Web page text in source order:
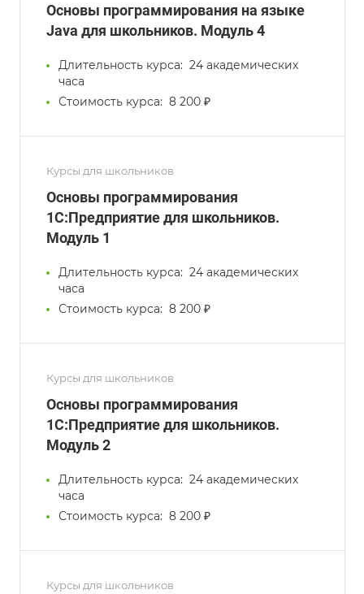
Основы программирования на языке
Java для школьников. Модуль 4
Длительность курса: 24 академических
часа
Стоимость курса: 8 200 ₽
Курсы для школьников
Основы программирования
1С:Предприятие для школьников.
Модуль 1
Длительность курса: 24 академических
часа
Стоимость курса: 8 200 ₽
Курсы для школьников
Основы программирования
1С:Предприятие для школьников.
Модуль 2
Длительность курса: 24 академических
часа
Стоимость курса: 8 200 ₽
Курсы для школьников